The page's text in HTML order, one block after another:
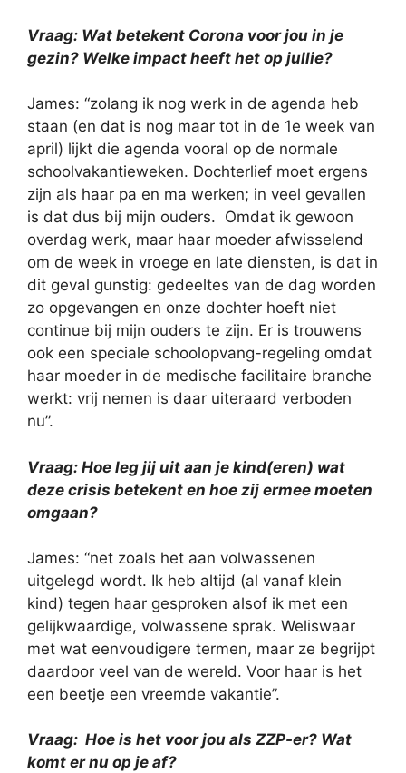
Vraag: Wat betekent Corona voor jou in je
gezin? Welke impact heeft het op jullie?
James: “zolang ik nog werk in de agenda heb
staan (en dat is nog maar tot in de 1e week van
april) lijkt die agenda vooral op de normale
schoolvakantieweken. Dochterlief moet ergens
zijn als haar pa en ma werken; in veel gevallen
is dat dus bij mijn ouders. Omdat ik gewoon
overdag werk, maar haar moeder afwisselend
om de week in vroege en late diensten, is dat in
dit geval gunstig: gedeeltes van de dag worden
zo opgevangen en onze dochter hoeft niet
continue bij mijn ouders te zijn. Er is trouwens
ook een speciale schoolopvang-regeling omdat
haar moeder in de medische facilitaire branche
werkt: vrij nemen is daar uiteraard verboden
nu”.
Vraag: Hoe leg jij uit aan je kind(eren) wat
deze crisis betekent en hoe zij ermee moeten
omgaan?
James: “net zoals het aan volwassenen
uitgelegd wordt. Ik heb altijd (al vanaf klein
kind) tegen haar gesproken alsof ik met een
gelijkwaardige, volwassene sprak. Weliswaar
met wat eenvoudigere termen, maar ze begrijpt
daardoor veel van de wereld. Voor haar is het
een beetje een vreemde vakantie”.
Vraag: Hoe is het voor jou als ZZP-er? Wat
komt er nu op je af?